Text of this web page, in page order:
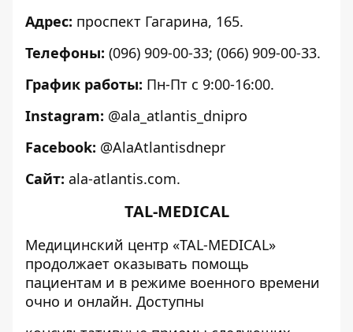
Адрес: проспект Гагарина, 165.
Телефоны: (096) 909-00-33; (066) 909-00-33.
График работы: Пн-Пт с 9:00-16:00.
Instagram: @ala_atlantis_dnipro
Facebook: @AlaAtlantisdnepr
Сайт: ala-atlantis.com.
TAL-MEDICAL
Медицинский центр «TAL-MEDICAL»
продолжает оказывать помощь
пациентам и в режиме военного времени
очно и онлайн. Доступны